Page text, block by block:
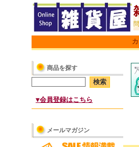
商品を探す
▼会員登録はこちら
メールマガジン